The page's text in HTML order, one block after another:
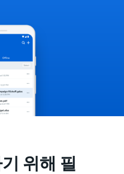
위해 필